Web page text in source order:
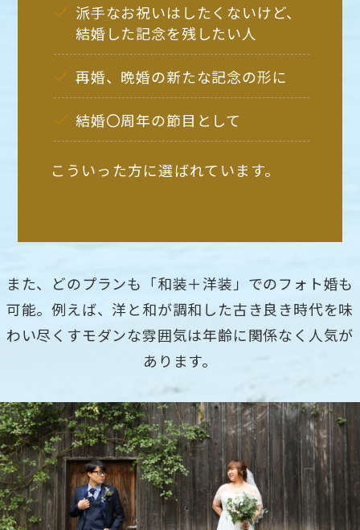
派手なお祝いはしたくないけど、
結婚した記念を残したい人
再婚、晩婚の新たな記念の形に
結婚〇周年の節目として
こういった方に選ばれています。
また、どのプランも「和装＋洋装」でのフォト婚も
可能。例えば、洋と和が調和した古き良き時代を味
わい尽くすモダンな雰囲気は年齢に関係なく人気が
あります。